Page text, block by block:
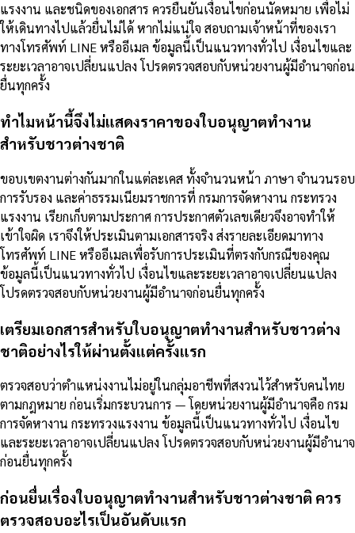
แรงงาน และชนิดของเอกสาร ควรยืนยันเงื่อนไขก่อนนัดหมาย เพื่อไม่
ให้เดินทางไปแล้วยื่นไม่ได้ หากไม่แน่ใจ สอบถามเจ้าหน้าที่ของเรา
ทางโทรศัพท์ LINE หรืออีเมล ข้อมูลนี้เป็นแนวทางทั่วไป เงื่อนไขและ
ระยะเวลาอาจเปลี่ยนแปลง โปรดตรวจสอบกับหน่วยงานผู้มีอำนาจก่อน
ยื่นทุกครั้ง
ทำไมหน้านี้จึงไม่แสดงราคาของใบอนุญาตทำงาน
สำหรับชาวต่างชาติ
ขอบเขตงานต่างกันมากในแต่ละเคส ทั้งจำนวนหน้า ภาษา จำนวนรอบ
การรับรอง และค่าธรรมเนียมราชการที่ กรมการจัดหางาน กระทรวง
แรงงาน เรียกเก็บตามประกาศ การประกาศตัวเลขเดียวจึงอาจทำให้
เข้าใจผิด เราจึงให้ประเมินตามเอกสารจริง ส่งรายละเอียดมาทาง
โทรศัพท์ LINE หรืออีเมลเพื่อรับการประเมินที่ตรงกับกรณีของคุณ
ข้อมูลนี้เป็นแนวทางทั่วไป เงื่อนไขและระยะเวลาอาจเปลี่ยนแปลง
โปรดตรวจสอบกับหน่วยงานผู้มีอำนาจก่อนยื่นทุกครั้ง
เตรียมเอกสารสำหรับใบอนุญาตทำงานสำหรับชาวต่าง
ชาติอย่างไรให้ผ่านตั้งแต่ครั้งแรก
ตรวจสอบว่าตำแหน่งงานไม่อยู่ในกลุ่มอาชีพที่สงวนไว้สำหรับคนไทย
ตามกฎหมาย ก่อนเริ่มกระบวนการ — โดยหน่วยงานผู้มีอำนาจคือ กรม
การจัดหางาน กระทรวงแรงงาน ข้อมูลนี้เป็นแนวทางทั่วไป เงื่อนไข
และระยะเวลาอาจเปลี่ยนแปลง โปรดตรวจสอบกับหน่วยงานผู้มีอำนาจ
ก่อนยื่นทุกครั้ง
ก่อนยื่นเรื่องใบอนุญาตทำงานสำหรับชาวต่างชาติ ควร
ตรวจสอบอะไรเป็นอันดับแรก